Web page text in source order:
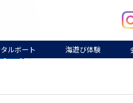
ルボート 海遊び体験